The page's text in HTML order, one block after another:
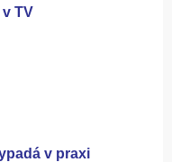
TV
v praxi